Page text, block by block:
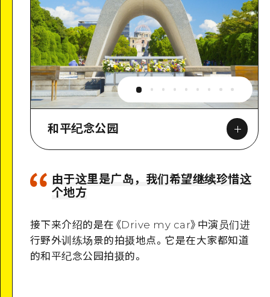
和平纪念公园
由于这里是广岛，我们希望继续珍惜这
个地方
接下来介绍的是在 《Drive my car》 中演员们进
行野外训练场景的拍摄地点。它是在大家都知道
的和平纪念公园拍摄的。